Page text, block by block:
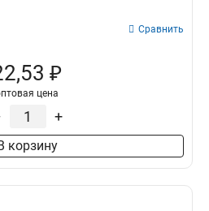
Сравнить
₽
цена
+
корзину